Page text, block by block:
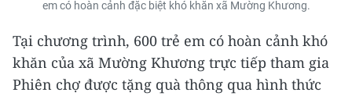
em có hoàn cảnh đặc biệt khó khăn xã Mường Khương.
Tại chương trình, 600 trẻ em có hoàn cảnh khó
khăn của xã Mường Khương trực tiếp tham gia
Phiên chợ được tặng quà thông qua hình thức